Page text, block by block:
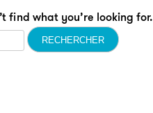
find what you’re looking